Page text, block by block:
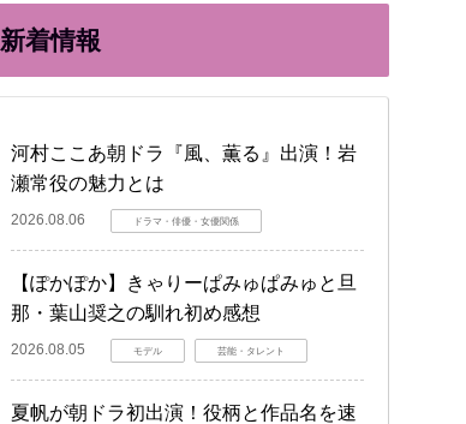
新着情報
河村ここあ朝ドラ『風、薫る』出演！岩
瀬常役の魅力とは
2026.08.06 ドラマ・俳優・女優関係
【ぽかぽか】きゃりーぱみゅぱみゅと旦
那・葉山奨之の馴れ初め感想
2026.08.05 モデル 芸能・タレント
夏帆が朝ドラ初出演！役柄と作品名を速